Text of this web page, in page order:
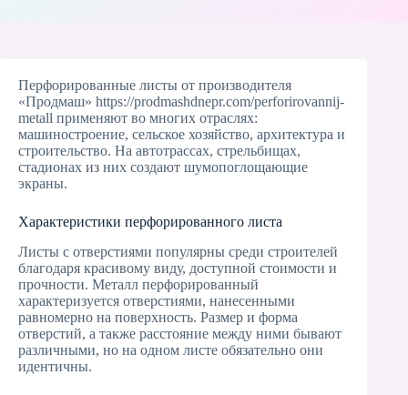
Перфорированные листы ​ от производителя
«Продмаш» https://prodmashdnepr.com/perforirovannij-
metall применяют во многих отраслях:
машиностроение, сельское хозяйство, архитектура и
строительство. На автотрассах, стрельбищах,
стадионах из них создают шумопоглощающие
экраны.
Характеристики​ перфорированного листа
Листы с отверстиями популярны среди строителей
благодаря красивому виду, доступной стоимости и
прочности.​ Металл перфорированный
характеризуется отверстиями, нанесенными
равномерно на поверхность. Размер и форма
отверстий, а также расстояние между ними бывают
различными, но на одном листе обязательно они
идентичны.